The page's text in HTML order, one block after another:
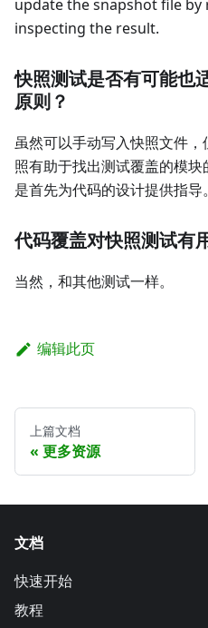
update the snapshot file by
inspecting the result.
快照测试是否有可能也
原则？
虽然可以手动写入快照文件
照有助于找出测试覆盖的模
是首先为代码的设计提供指导。
代码覆盖对快照测试有
当然，和其他测试一样。
编辑此页
上篇文档
更多资源
文档
快速开始
教程